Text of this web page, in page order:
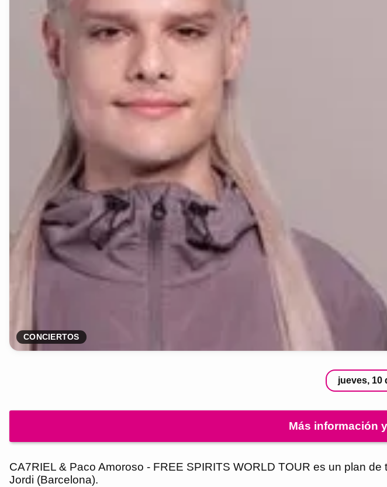
CONCIERTOS
jueves, 10
Más información
CA7RIEL & Paco Amoroso - FREE SPIRITS WORLD TOUR es un plan
Jordi (Barcelona).